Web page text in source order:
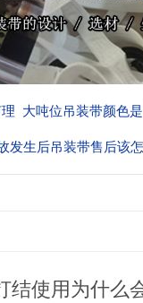
大吨位吊装带颜色
发生后吊装带售后该怎
结使用为什么